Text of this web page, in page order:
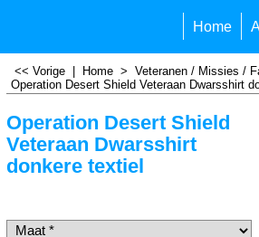
Home
<< Vorige Home > Veteranen / Missies /
Operation Desert Shield Veteraan Dwarsshirt
Operation Desert Shield
Veteraan Dwarsshirt
donkere textiel